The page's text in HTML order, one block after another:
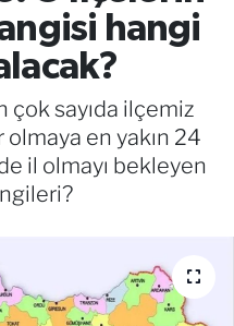
hangi
çok sayıda ilçemiz
en yakın 24
il olmayı bekleyen